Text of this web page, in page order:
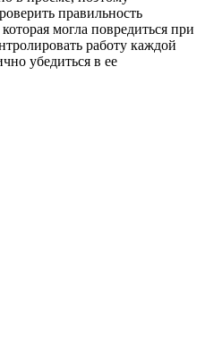
правильность
могла повредиться при
работу каждой
убедиться в ее